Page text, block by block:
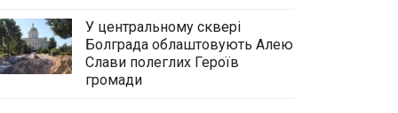
У центральному сквері
Болграда облаштовують Алею
Слави полеглих Героїв
громади